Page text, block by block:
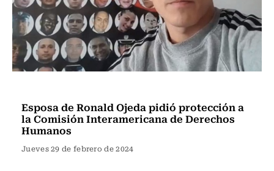
Esposa de Ronald Ojeda pidió protección a
la Comisión Interamericana de Derechos
Humanos
Jueves 29 de febrero de 2024